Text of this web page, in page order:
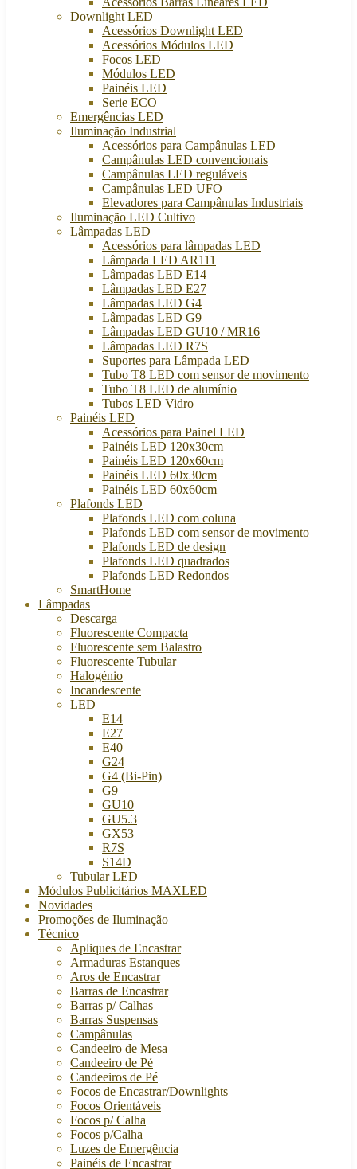
Downlight LED
Acessórios Downlight LED
Acessórios Módulos LED
Focos LED
Módulos LED
Painéis LED
Serie ECO
Emergências LED
Iluminação Industrial
Acessórios para Campânulas LED
Campânulas LED convencionais
Campânulas LED reguláveis
Campânulas LED UFO
Elevadores para Campânulas Industriais
Iluminação LED Cultivo
Lâmpadas LED
Acessórios para lâmpadas LED
Lâmpada LED AR111
Lâmpadas LED E14
Lâmpadas LED E27
Lâmpadas LED G4
Lâmpadas LED G9
Lâmpadas LED GU10 / MR16
Lâmpadas LED R7S
Suportes para Lâmpada LED
Tubo T8 LED com sensor de movimento
Tubo T8 LED de alumínio
Tubos LED Vidro
Painéis LED
Acessórios para Painel LED
Painéis LED 120x30cm
Painéis LED 120x60cm
Painéis LED 60x30cm
Painéis LED 60x60cm
Plafonds LED
Plafonds LED com coluna
Plafonds LED com sensor de movimento
Plafonds LED de design
Plafonds LED quadrados
Plafonds LED Redondos
SmartHome
Lâmpadas
Descarga
Fluorescente Compacta
Fluorescente sem Balastro
Fluorescente Tubular
Halogénio
Incandescente
LED
E14
E27
E40
G24
G4 (Bi-Pin)
G9
GU10
GU5.3
GX53
R7S
S14D
Tubular LED
Módulos Publicitários MAXLED
Novidades
Promoções de Iluminação
Técnico
Apliques de Encastrar
Armaduras Estanques
Aros de Encastrar
Barras de Encastrar
Barras p/ Calhas
Barras Suspensas
Campânulas
Candeeiro de Mesa
Candeeiro de Pé
Candeeiros de Pé
Focos de Encastrar/Downlights
Focos Orientáveis
Focos p/ Calha
Focos p/Calha
Luzes de Emergência
Painéis de Encastrar